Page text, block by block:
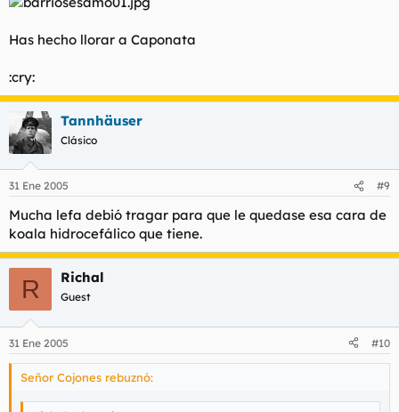
Has hecho llorar a Caponata
:cry:
Tannhäuser
Clásico
31 Ene 2005 #9
Mucha lefa debió tragar para que le quedase esa cara de
koala hidrocefálico que tiene.
R Richal
Guest
31 Ene 2005 #10
Señor Cojones rebuznó: